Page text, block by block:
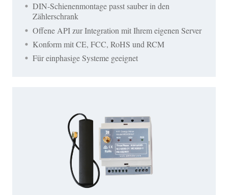
DIN-Schienenmontage passt sauber in den
Zählerschrank
Offene API zur Integration mit Ihrem eigenen Server
Konform mit CE, FCC, RoHS und RCM
Für einphasige Systeme geeignet